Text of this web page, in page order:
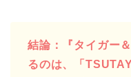
結論：『タイガー
るのは、「